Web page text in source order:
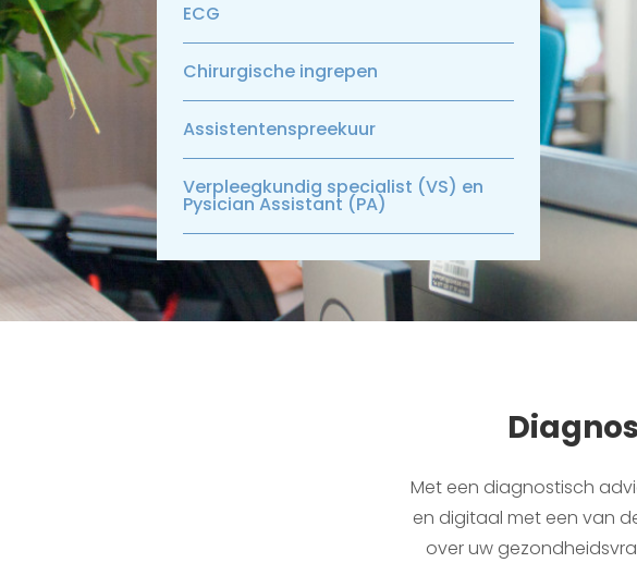
ECG
Chirurgische ingrepen
Assistentenspreekuur
Verpleegkundig specialist (VS) en
Pysician Assistant (PA)
Met een diagnostisch
en digitaal met een van
over uw